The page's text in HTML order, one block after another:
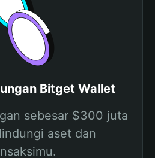
Bitget Wallet
sebesar $300 juta
aset dan